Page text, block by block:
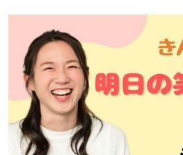
【まったり楽しみたい】
【札幌のお気に入りを見つけたい
【道央のお気に入りを見つけたい
【道北のお気に入りを見つけた